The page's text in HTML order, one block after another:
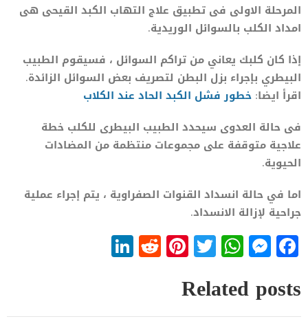
المرحلة الاولى فى تطبيق علاج التهاب الكبد القيحى هى
امداد الكلب بالسوائل الوريدية.
إذا كان كلبك يعاني من تراكم السوائل ، فسيقوم الطبيب
البيطري بإجراء بزل البطن لتصريف بعض السوائل الزائدة.
اقرأ ايضا: خطور فشل الكبد الحاد عند الكلاب
فى حالة العدوى سيحدد الطبيب البيطرى للكلب خطة
علاجية متوقفة على مجموعات منتظمة من المضادات
الحيوية.
اما في حالة انسداد القنوات الصفراوية ، يتم إجراء عملية
جراحية لإزالة الانسداد.
Facebook
Messenger
WhatsApp
Twitter
Pinterest
Reddit
Related posts